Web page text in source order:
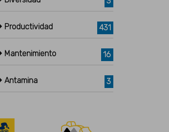
Productividad 431
Mantenimiento 16
Antamina 3